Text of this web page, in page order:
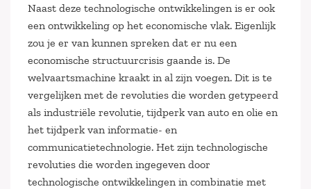
Naast deze technologische ontwikkelingen is er ook
een ontwikkeling op het economische vlak. Eigenlijk
zou je er van kunnen spreken dat er nu een
economische structuurcrisis gaande is. De
welvaartsmachine kraakt in al zijn voegen. Dit is te
vergelijken met de revoluties die worden getypeerd
als industriële revolutie, tijdperk van auto en olie en
het tijdperk van informatie- en
communicatietechnologie. Het zijn technologische
revoluties die worden ingegeven door
technologische ontwikkelingen in combinatie met